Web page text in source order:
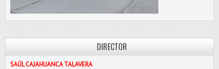
DIRECTOR
SAÚL CAJAHUANCA TALAVERA